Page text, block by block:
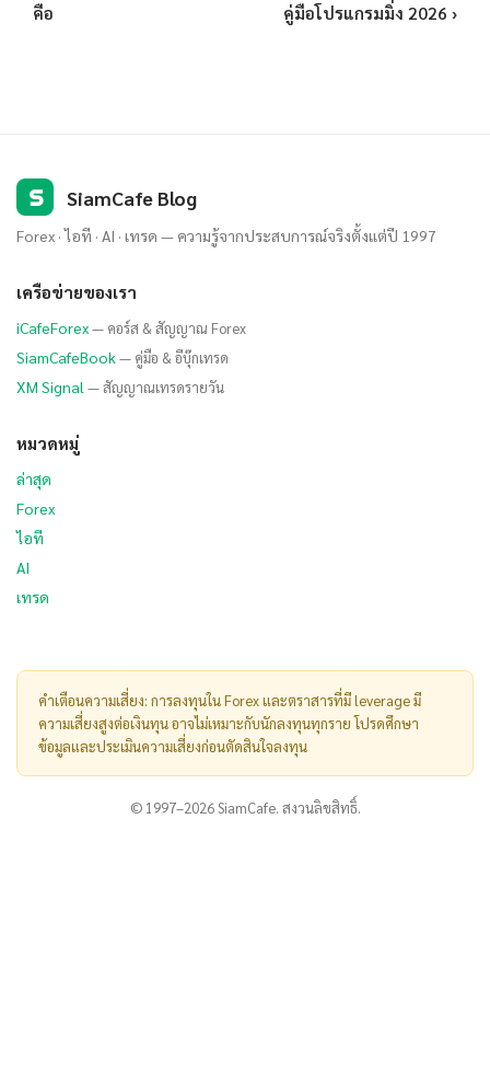
คือ
คู่มือโปรแกรมมิ่ง 2026 ›
S SiamCafe Blog
Forex · ไอที · AI · เทรด — ความรู้จากประสบการณ์จริงตั้งแต่ปี 1997
เครือข่ายของเรา
iCafeForex— คอร์ส & สัญญาณ Forex
SiamCafeBook— คู่มือ & อีบุ๊กเทรด
XM Signal — สัญญาณเทรดรายวัน
หมวดหมู่
ล่าสุด
Forex
ไอที
AI
เทรด
คำเตือนความเสี่ยง: การลงทุนใน Forex และตราสารที่มี leverage มี
ความเสี่ยงสูงต่อเงินทุน อาจไม่เหมาะกับนักลงทุนทุกราย โปรดศึกษา
ข้อมูลและประเมินความเสี่ยงก่อนตัดสินใจลงทุน
© 1997–2026 SiamCafe. สงวนลิขสิทธิ์.